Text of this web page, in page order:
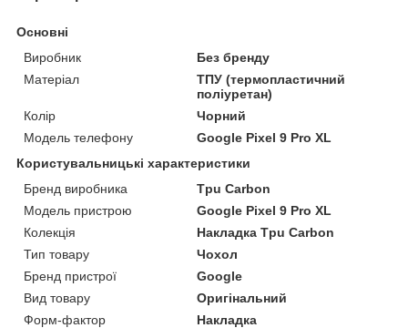
Основні
Виробник
Без бренду
Матеріал
ТПУ (термопластичний
поліуретан)
Колір
Чорний
Модель телефону
Google Pixel 9 Pro XL
Користувальницькі характеристики
Бренд виробника
Tpu Carbon
Модель пристрою
Google Pixel 9 Pro XL
Колекція
Накладка Tpu Carbon
Тип товару
Чохол
Бренд пристрої
Google
Вид товару
Оригінальний
Форм-фактор
Накладка